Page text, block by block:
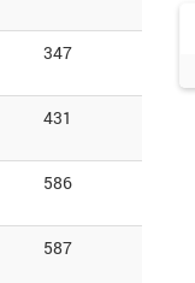
347
431
586
587